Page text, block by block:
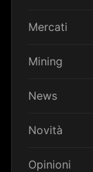
Mercati
Mining
News
Novità
Opinioni